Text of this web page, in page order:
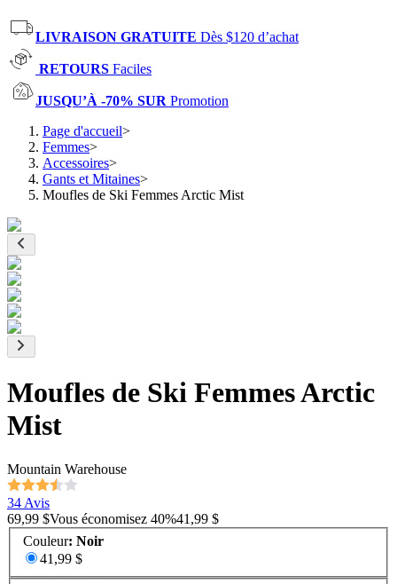
LIVRAISON GRATUITE Dès $120 d’achat
RETOURS Faciles
JUSQU’À -70% SUR Promotion
Page d'accueil>
Femmes>
Accessoires>
Gants et Mitaines>
Moufles de Ski Femmes Arctic Mist
Moufles de Ski Femmes Arctic
Mist
Mountain Warehouse
34 Avis
69,99 $Vous économisez 40%41,99 $
Couleur: Noir
41,99 $